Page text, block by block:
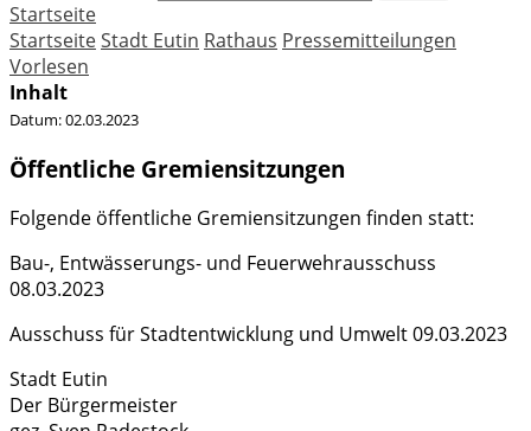
Startseite
StartseiteStadt Eutin Rathaus Pressemitteilungen
Vorlesen
Inhalt
Datum:02.03.2023
Öffentliche Gremiensitzungen
Folgende öffentliche Gremiensitzungen finden statt:
Bau-, Entwässerungs- und Feuerwehrausschuss
08.03.2023
Ausschuss für Stadtentwicklung und Umwelt 09.03.2023
Stadt Eutin
Der Bürgermeister